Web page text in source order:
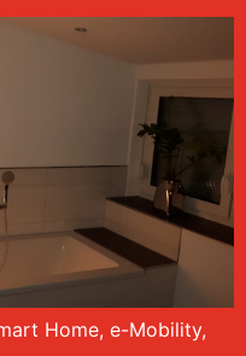
Home, e-Mobility,